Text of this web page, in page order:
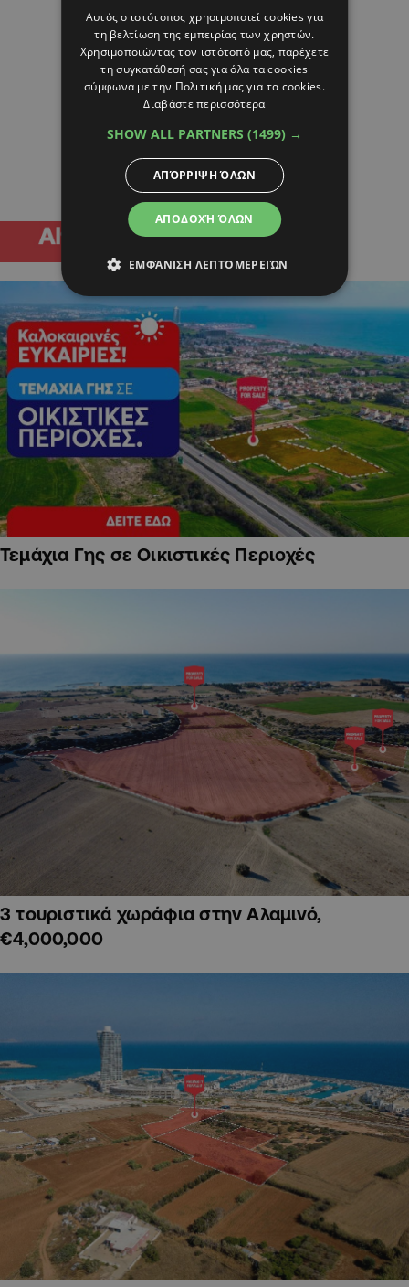
Τεμάχια Γης σε Οικιστικές Περιοχές
3 τουριστικά χωράφια στην Αλαμινό,
€4,000,000
Αυτός ο ιστότοπος χρησιμοποιεί cookies για
τη βελτίωση της εμπειρίας των χρηστών.
Χρησιμοποιώντας τον ιστότοπό μας, παρέχετε
τη συγκατάθεσή σας για όλα τα cookies
σύμφωνα με την Πολιτική μας για τα cookies.
Διαβάστε περισσότερα
SHOW ALL PARTNERS (1499) →
ΑΠΟΔΟΧΉ ΌΛΩΝ
ΑΠΌΡΡΙΨΗ ΌΛΩΝ
ΕΜΦΆΝΙΣΗ ΛΕΠΤΟΜΕΡΕΙΏΝ